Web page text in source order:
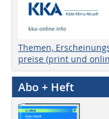
Themen,
preise (print und
Abo + Heft